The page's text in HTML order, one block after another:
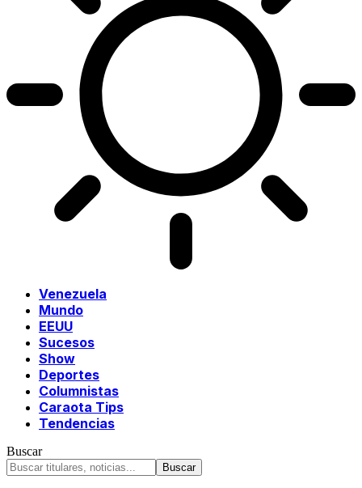
Venezuela
Mundo
EEUU
Sucesos
Show
Deportes
Columnistas
Caraota Tips
Tendencias
Buscar